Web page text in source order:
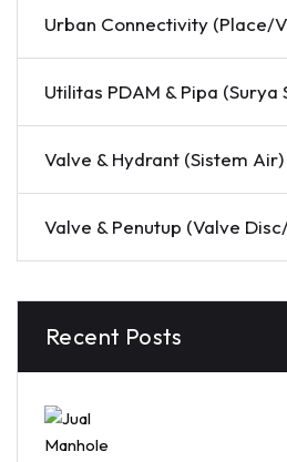
Urban Connectivity (Place/
Utilitas PDAM & Pipa (Surya
Valve & Hydrant (Sistem Air)
Valve & Penutup (Valve
Recent Posts